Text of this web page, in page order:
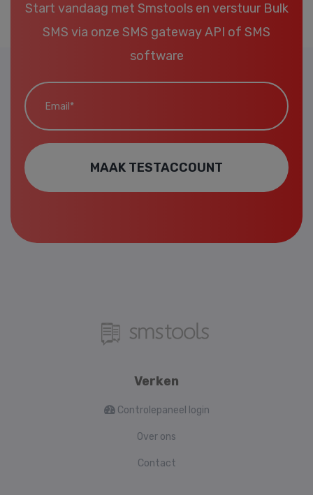
Start vandaag met Smstools en verstuur Bulk
SMS via onze SMS gateway API of SMS
software
Email*
MAAK TESTACCOUNT
Verken
Controlepaneel login
Over ons
Contact